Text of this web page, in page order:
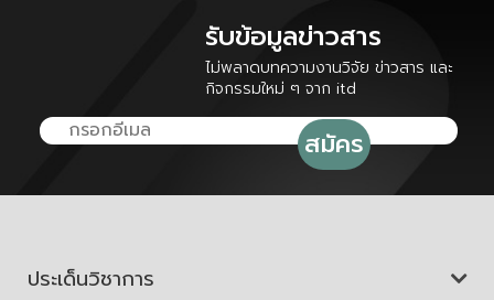
รับข้อมูลข่าวสาร
ไม่พลาดบทความงานวิจัย ข่าวสาร และ
กิจกรรมใหม่ ๆ จาก itd
ประเด็นวิชาการ